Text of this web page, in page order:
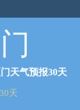
天气预报30天
天